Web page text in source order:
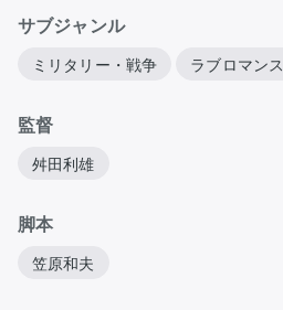
サブジャンル
ミリタリー・戦争 ラブロマンス
監督
舛田利雄
脚本
笠原和夫